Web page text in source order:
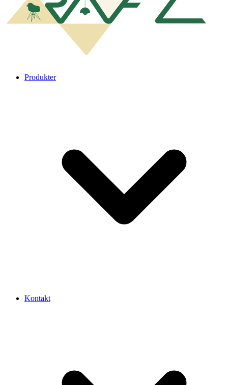
Produkter
Kontakt